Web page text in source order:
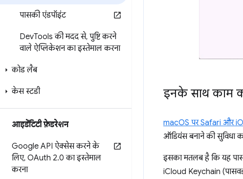
पासकी एंडपॉइंट
DevTools की मदद से, पुष्टि करने
वाले ऐप्लिकेशन का इस्तेमाल करना
कोड लैब
केस स्टडी
आइडेंटिटी फ़ेडरेशन
Google API ऐक्सेस करने के
लिए, OAuth 2.0 का इस्तेमाल
करना
इनके साथ काम
macOS पर Safari और
ऑडियंस बनाने की सुविधा
इसका मतलब है कि यह
iCloud Keychain